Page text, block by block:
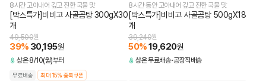
8시간 고아내어 깊고 진한 국물 맛
[박스특가]비비고 사골곰탕 300gX30
개
49,500원
39% 30,195원
상온 8/10(월)부터
무료배송 최대 15% 중복쿠폰
8시간 동안 고아내어 깊고 진한 국물 맛
[박스특가]비비고 사골곰탕 500gX18
개
39,240원
50%19,620원
상온무료배송 공장직배송